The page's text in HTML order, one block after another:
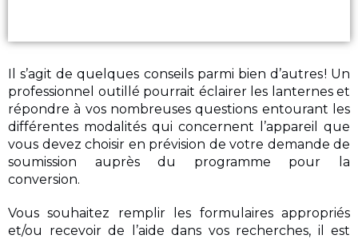
Il s’agit de quelques conseils parmi bien d’autres ! Un
professionnel outillé pourrait éclairer les lanternes et
répondre à vos nombreuses questions entourant les
différentes modalités qui concernent l’appareil que
vous devez choisir en prévision de votre demande de
soumission auprès du programme pour la
conversion.
Vous souhaitez remplir les formulaires appropriés
et/ou recevoir de l’aide dans vos recherches, il est